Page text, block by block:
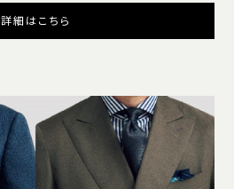
詳細はこちら